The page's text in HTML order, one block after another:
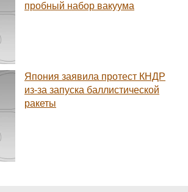
пробный набор вакуума
Япония заявила протест КНДР
из-за запуска баллистической
ракеты